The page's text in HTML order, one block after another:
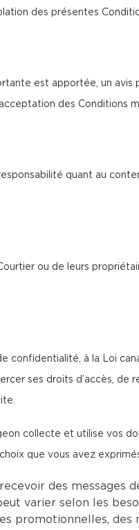
des présentes
est apportée, un avis
des Conditions
quant au
ou de leurs
à la Loi
ses droits d’accès, de
collecte et utilise vos
que vous avez
des messages
varier selon les
promotionnelles, des